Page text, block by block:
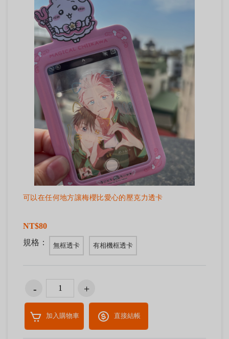
可以在任何地方讓梅櫻比愛心的壓克力透卡
NT$80
規格：
無框透卡 有相機框透卡
加入購物車 直接結帳